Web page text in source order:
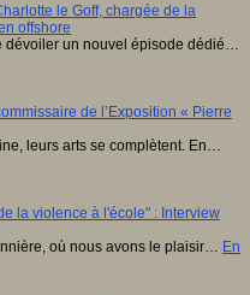
le Goff, chargée de la
offshore
dévoiler un nouvel épisode dédié…
de l’Exposition « Pierre
leurs arts se complètent. En…
la violence à l'école" : Interview
où nous avons le plaisir… En